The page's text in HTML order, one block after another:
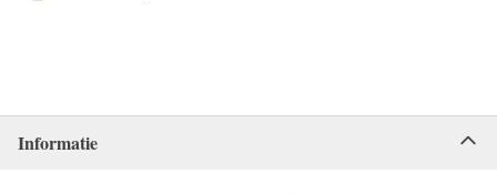
Informatie